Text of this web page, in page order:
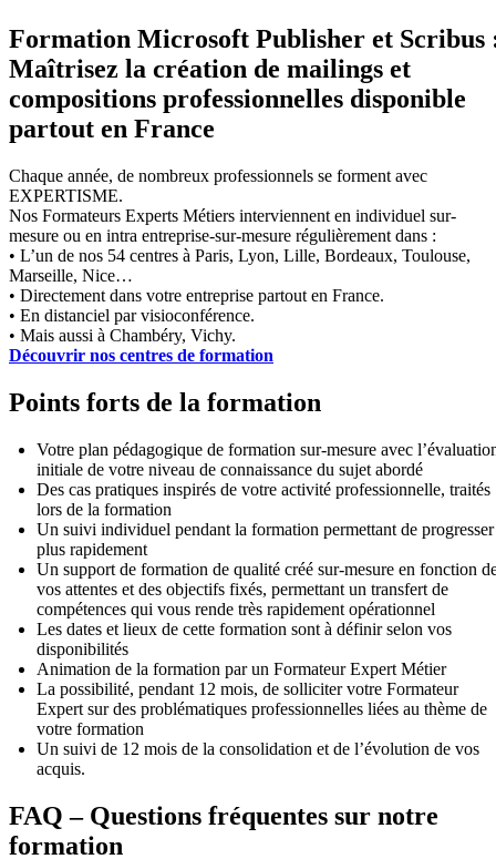
Formation Microsoft Publisher et Scribus
Maîtrisez la création de mailings et
compositions professionnelles disponible
partout en France
Chaque année, de nombreux professionnels se forment avec
EXPERTISME.
Nos Formateurs Experts Métiers interviennent en individuel sur-
mesure ou en intra entreprise-sur-mesure régulièrement dans :
• L’un de nos 54 centres à Paris, Lyon, Lille, Bordeaux, Toulouse,
Marseille, Nice…
• Directement dans votre entreprise partout en France.
• En distanciel par visioconférence.
• Mais aussi à Chambéry, Vichy.
Découvrir nos centres de formation
Points forts de la formation
Votre plan pédagogique de formation sur-mesure avec
initiale de votre niveau de connaissance du sujet abordé
Des cas pratiques inspirés de votre activité professionnelle, traités
lors de la formation
Un suivi individuel pendant la formation permettant de progresser
plus rapidement
Un support de formation de qualité créé sur-mesure en fonction
vos attentes et des objectifs fixés, permettant un transfert de
compétences qui vous rende très rapidement opérationnel
Les dates et lieux de cette formation sont à définir selon vos
disponibilités
Animation de la formation par un Formateur Expert Métier
La possibilité, pendant 12 mois, de solliciter votre Formateur
Expert sur des problématiques professionnelles liées au thème de
votre formation
Un suivi de 12 mois de la consolidation et de l’évolution de vos
acquis.
FAQ – Questions fréquentes sur notre
formation